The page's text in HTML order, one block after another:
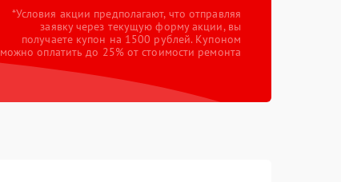
*Условия акции предполагают, что отправляя
заявку через текущую форму акции, вы
получаете купон на 1500 рублей. Купоном
можно оплатить до 25% от стоимости ремонта